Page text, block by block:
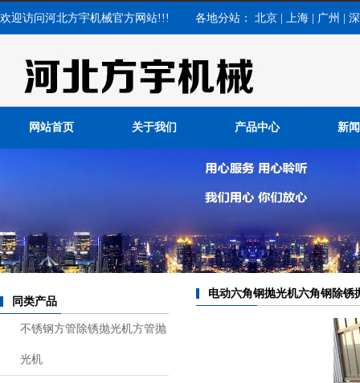
欢迎访问河北方宇机械官方网站!!! 各地分站： 北京 上海 广州
网站首页 关于我们 产品中心 新
同类产品
不锈钢方管除锈抛光机方管抛
光机
电动六角钢抛光机六角钢除锈